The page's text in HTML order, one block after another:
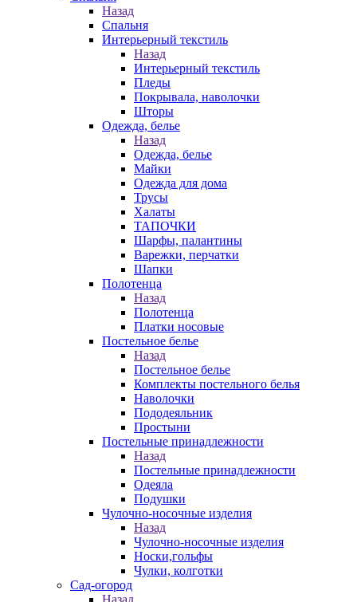
Назад
Спальня
Интерьерный текстиль
Назад
Интерьерный текстиль
Пледы
Покрывала, наволочки
Шторы
Одежда, белье
Назад
Одежда, белье
Майки
Одежда для дома
Трусы
Халаты
ТАПОЧКИ
Шарфы, палантины
Варежки, перчатки
Шапки
Полотенца
Назад
Полотенца
Платки носовые
Постельное белье
Назад
Постельное белье
Комплекты постельного белья
Наволочки
Пододеяльник
Простыни
Постельные принадлежности
Назад
Постельные принадлежности
Одеяла
Подушки
Чулочно-носочные изделия
Назад
Чулочно-носочные изделия
Носки,гольфы
Чулки, колготки
Сад-огород
Назад